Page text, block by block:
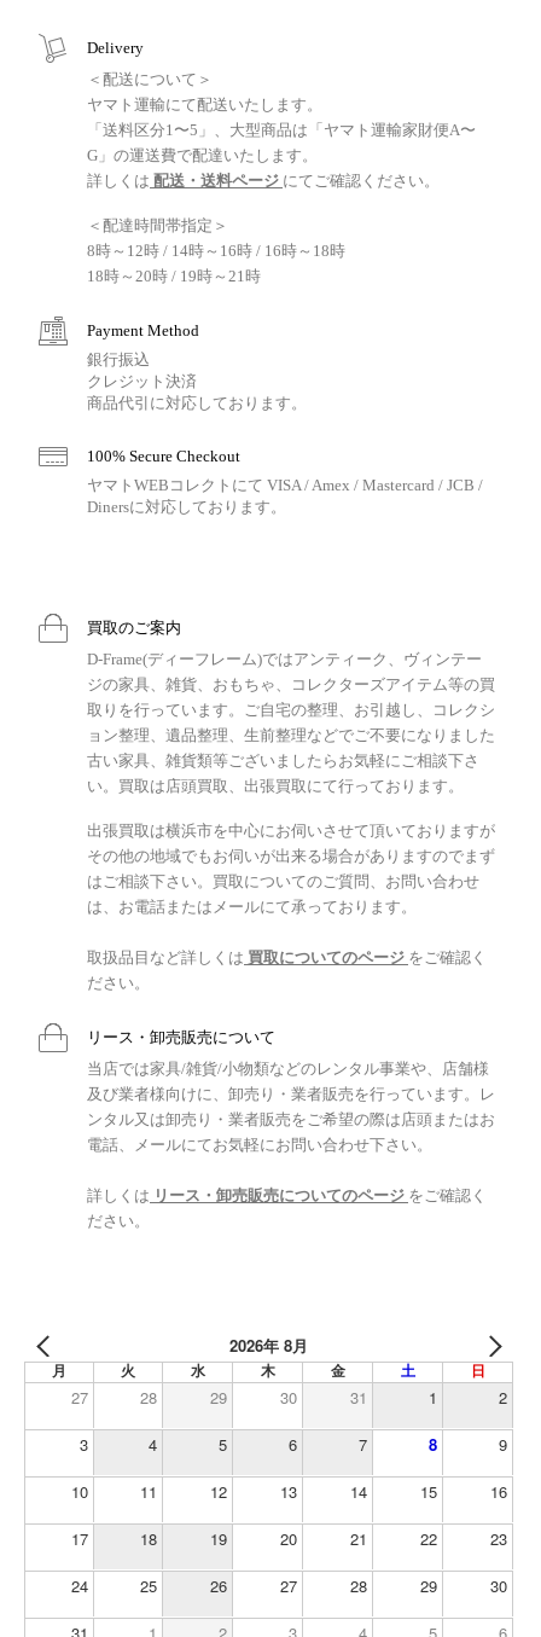
Delivery
＜配送について＞
ヤマト運輸にて配送いたします。
「送料区分1〜5」、大型商品は「ヤマト運輸家財便A〜
G」の運送費で配達いたします。
詳しくは 配送・送料ページ にてご確認ください。
＜配達時間帯指定＞
8時～12時 / 14時～16時 / 16時～18時
18時～20時 / 19時～21時
Payment Method
銀行振込
クレジット決済
商品代引に対応しております。
100% Secure Checkout
ヤマトWEBコレクトにて VISA / Amex / Mastercard / JCB /
Dinersに対応しております。
買取のご案内
D-Frame(ディーフレーム)ではアンティーク、ヴィンテー
ジの家具、雑貨、おもちゃ、コレクターズアイテム等の買
取りを行っています。ご自宅の整理、お引越し、コレクシ
ョン整理、遺品整理、生前整理などでご不要になりました
古い家具、雑貨類等ございましたらお気軽にご相談下さ
い。買取は店頭買取、出張買取にて行っております。
出張買取は横浜市を中心にお伺いさせて頂いておりますが
その他の地域でもお伺いが出来る場合がありますのでまず
はご相談下さい。買取についてのご質問、お問い合わせ
は、お電話またはメールにて承っております。
取扱品目など詳しくは 買取についてのページ をご確認く
ださい。
リース・卸売販売について
当店では家具/雑貨/小物類などのレンタル事業や、店舗様
及び業者様向けに、卸売り・業者販売を行っています。レ
ンタル又は卸売り・業者販売をご希望の際は店頭またはお
電話、メールにてお気軽にお問い合わせ下さい。
詳しくは リース・卸売販売についてのページ をご確認く
ださい。
2026年 8月
月 火 水 木 金 土 日
27 28 29 30 31 1 2
3 4 5 6 7 8 9
10 11 12 13 14 15 16
17 18 19 20 21 22 23
24 25 26 27 28 29 30